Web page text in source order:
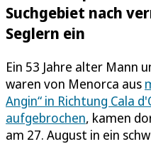
Suchgebiet nach
Seglern ein
Ein 53 Jahre alter Mann
waren von Menorca aus
Angin“ in Richtung Cala
aufgebrochen, kamen
am 27. August in ein